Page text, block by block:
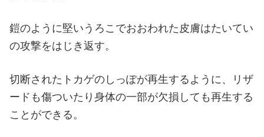
鎧のように堅いうろこでおおわれた皮膚はたいてい
の攻撃をはじき返す。
切断されたトカゲのしっぽが再生するように、リザ
ードも傷ついたり身体の一部が欠損しても再生する
ことができる。